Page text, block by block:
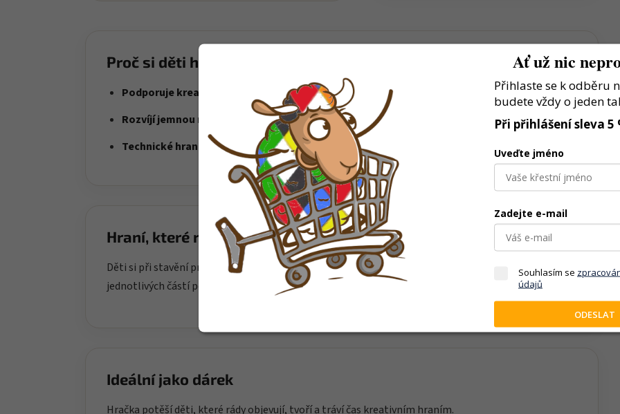
Proč si děti hračku oblíbí?
Podporuje kreativní stavění
– děti si sestaví vlastní model a hrají si podle fantazie
Rozvíjí jemnou motoriku
– skládání dílků podporuje přesnost, trpělivost i soustředění
Technické hraní
– ideální pro děti, které baví stroje, auta a tvoření
Hraní, které rozvíjí
Děti si při stavění procvičují jemnou motoriku, soustředění a technické myšlení. Skládání
jednotlivých částí podporuje trpělivost a dává prostor vlastní fantazii při následném hraní.
Ideální jako dárek
Hračka potěší děti, které rády objevují, tvoří a tráví čas kreativním hraním.
Ať už nic
Přihlaste se k odběru
budete vždy o jeden
Při přihlášení sleva 5
Uveďte jméno
Zadejte e-mail
Souhlasím se
údajů
ODESLAT